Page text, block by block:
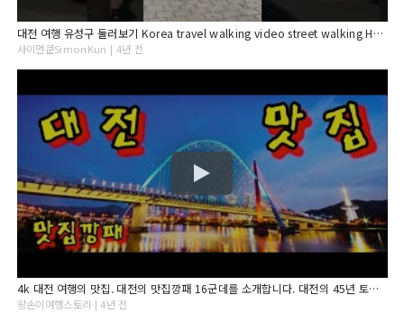
대전 여행 유성구 둘러보기 Korea travel walking video street walking HD 4K camera
사이먼쿤SimonKun | 4년 전
4k 대전 여행의 맛집. 대전의 맛집깡패 16군데를 소개합니다. 대전의 45년 토박이가 알려주는 맛집. 맛집제보 기다립니다.
왕손이여행스토리 | 4년 전